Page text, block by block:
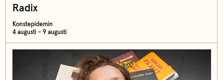
Radix
Konstepidemin
4 augusti – 9 augusti